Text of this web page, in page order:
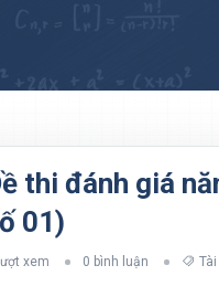
thi đánh giá
01)
xem 0 bình luận